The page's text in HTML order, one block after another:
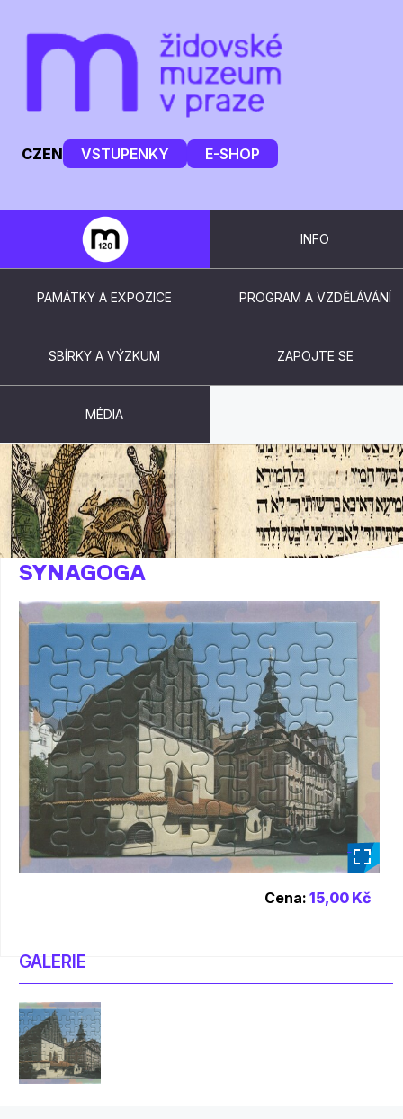
CZEN VSTUPENKY E-SHOP
INFO
PAMÁTKY A EXPOZICE PROGRAM A VZDĚLÁVÁNÍ
SBÍRKY A VÝZKUM ZAPOJTE SE
MÉDIA
PUZZLE - STARONOVÁ
SYNAGOGA
Cena: 15,00 Kč
GALERIE